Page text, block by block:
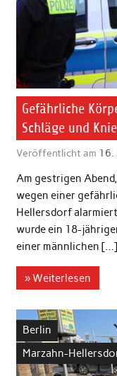
Gefährliche
Schläge und
Veröffentlicht am
Am gestrigen
wegen einer
Hellersdorf
wurde ein 18-
einer männlichen […]
» Weiterlesen
Berlin
Marzahn-